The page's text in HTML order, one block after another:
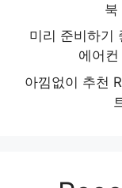
북
미리 준비하기
에어
아낌없이 추천